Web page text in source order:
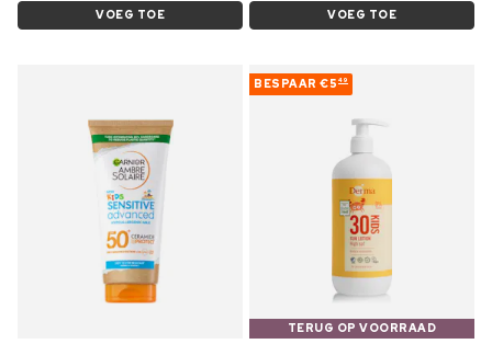
VOEG TOE VOEG TOE
BESPAAR €5 49
TERUG OP VOORRAAD